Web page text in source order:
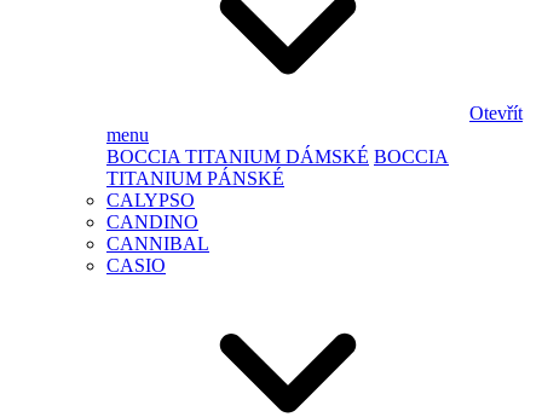
Otevřít
menu
BOCCIA TITANIUM DÁMSKÉ BOCCIA
TITANIUM PÁNSKÉ
CALYPSO
CANDINO
CANNIBAL
CASIO